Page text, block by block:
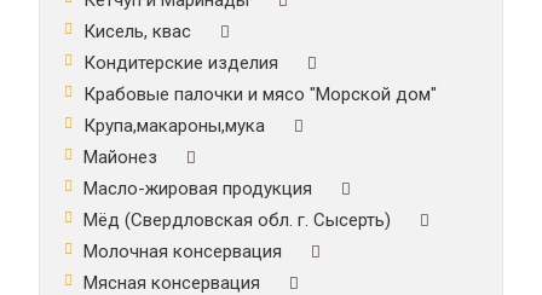
Кисель, квас
Кондитерские изделия
Крабовые палочки и мясо "Морской дом"
Крупа,макароны,мука
Майонез
Масло-жировая продукция
Мёд (Свердловская обл. г. Сысерть)
Молочная консервация
Мясная консервация